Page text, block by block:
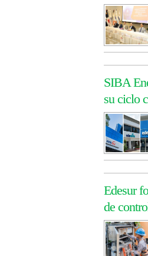
SIBA
su ciclo
Edesur
de